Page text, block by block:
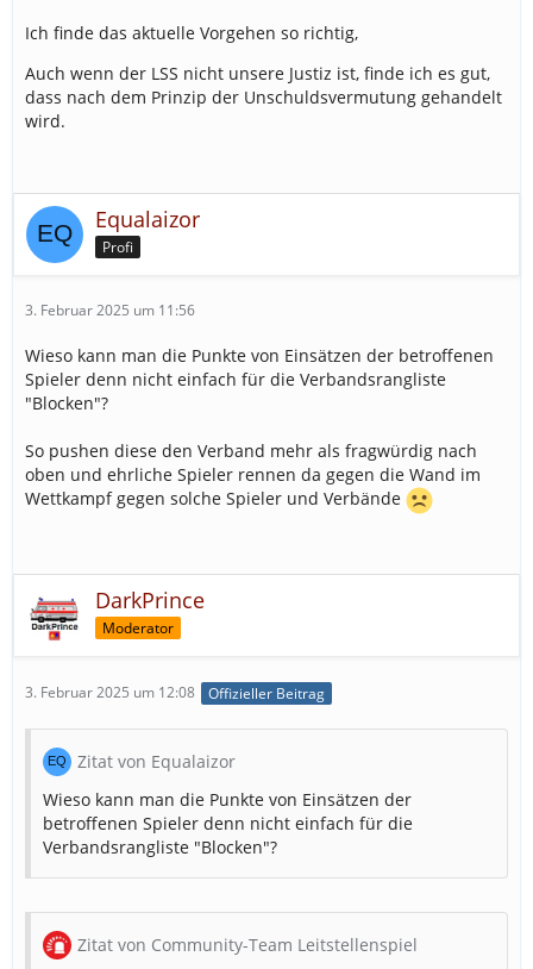
Ich finde das aktuelle Vorgehen so richtig,
Auch wenn der LSS nicht unsere Justiz ist, finde ich es gut,
dass nach dem Prinzip der Unschuldsvermutung gehandelt
wird.
Equalaizor
Profi
3. Februar 2025 um 11:56
Wieso kann man die Punkte von Einsätzen der betroffenen
Spieler denn nicht einfach für die Verbandsrangliste
"Blocken"?
So pushen diese den Verband mehr als fragwürdig nach
oben und ehrliche Spieler rennen da gegen die Wand im
Wettkampf gegen solche Spieler und Verbände
DarkPrince
Moderator
3. Februar 2025 um 12:08 Offizieller Beitrag
Zitat von Equalaizor
Wieso kann man die Punkte von Einsätzen der
betroffenen Spieler denn nicht einfach für die
Verbandsrangliste "Blocken"?
Zitat von Community-Team Leitstellenspiel